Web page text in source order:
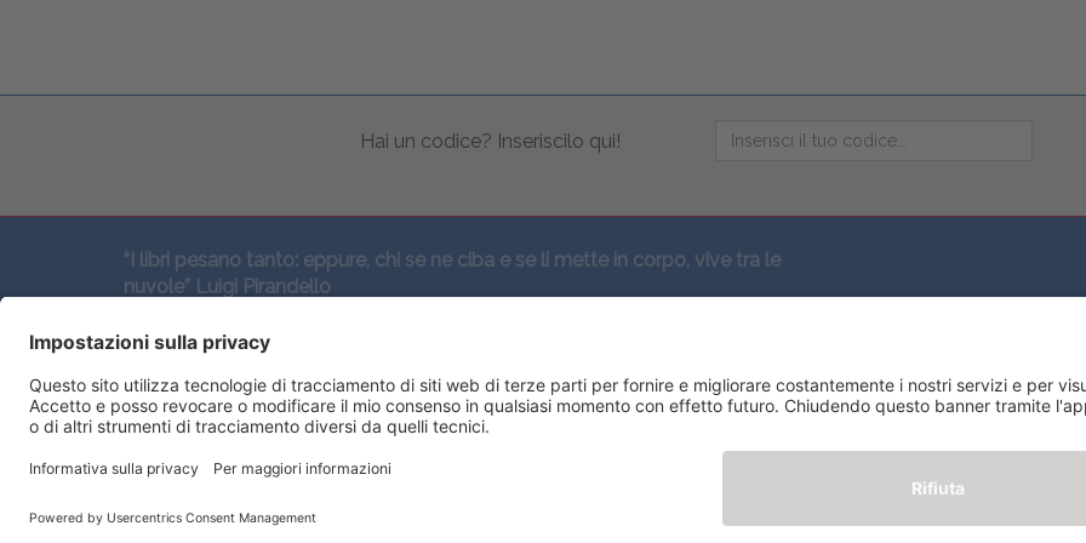
Hai un codice? Inseriscilo qui!
“I libri pesano tanto: eppure, chi se ne ciba e se li mette in corpo, vive tra le
nuvole” Luigi Pirandello
SEGUICI QUI: